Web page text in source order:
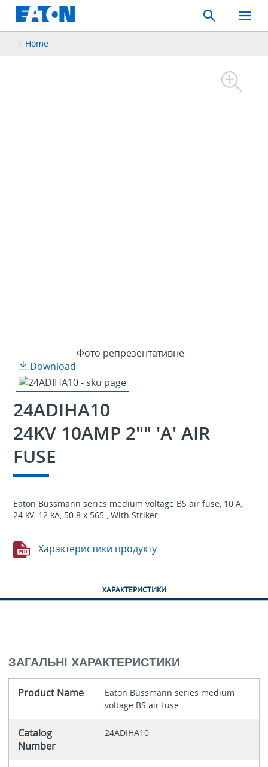
Search
Toggle
Mobile
Home
Фото репрезентативне
Download
24ADIHA10
24KV 10AMP 2"" 'A' AIR
FUSE
Eaton Bussmann series medium voltage BS air fuse, 10 A,
24 kV, 12 kA, 50.8 x 565 , With Striker
Характеристики продукту
ХАРАКТЕРИСТИКИ
ЗАГАЛЬНІ ХАРАКТЕРИСТИКИ
Product Name
Eaton Bussmann series medium
voltage BS air fuse
Catalog
Number
24ADIHA10